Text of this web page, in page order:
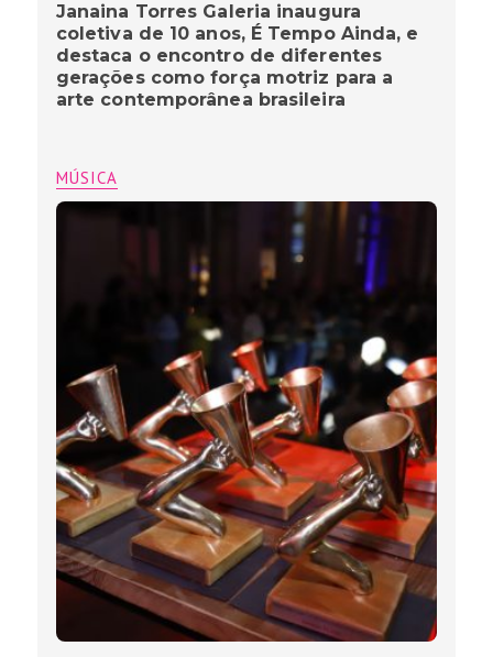
Janaina Torres Galeria inaugura
coletiva de 10 anos, É Tempo Ainda, e
destaca o encontro de diferentes
gerações como força motriz para a
arte contemporânea brasileira
MÚSICA